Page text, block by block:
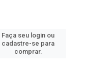
Faça seu login ou
cadastre-se para
comprar.